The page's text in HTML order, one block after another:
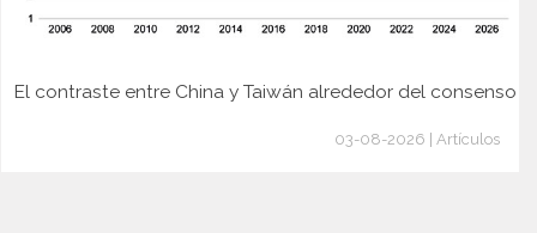
El contraste entre China y Taiwán alrededor del consenso
03-08-2026 | Artículos